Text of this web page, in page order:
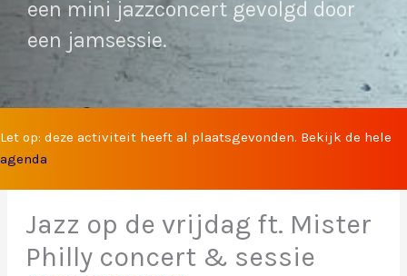
een mini jazzconcert gevolgd door
een jamsessie.
Let op: deze activiteit heeft al plaatsgevonden. Bekijk de hele
agenda
Jazz op de vrijdag ft. Mister
Philly concert & sessie